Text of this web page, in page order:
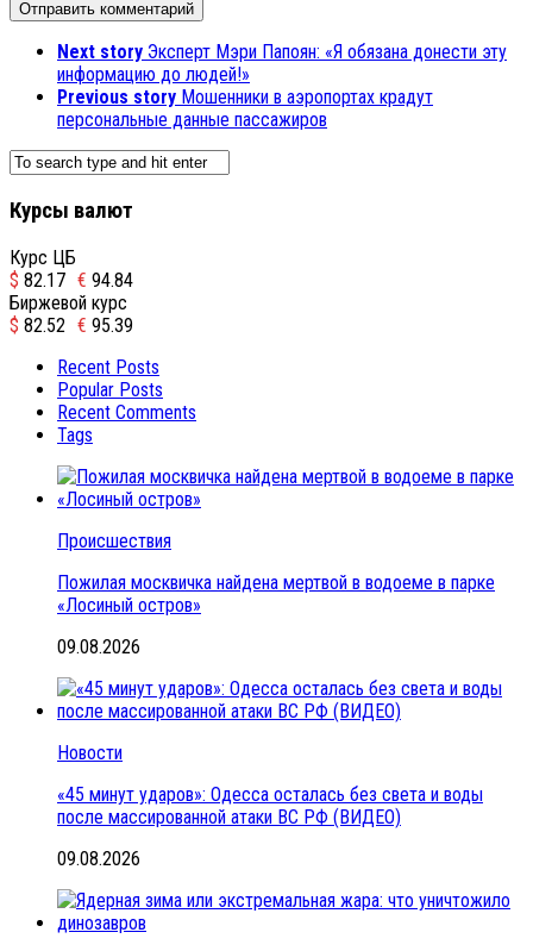
Next story Эксперт Мэри Папоян: «Я обязана донести эту
информацию до людей!»
Previous story Мошенники в аэропортах крадут
персональные данные пассажиров
Курсы валют
Курс ЦБ
$ 82.17 € 94.84
Биржевой курс
$ 82.52 € 95.39
Recent Posts
Popular Posts
Recent Comments
Tags
Происшествия
Пожилая москвичка найдена мертвой в водоеме в парке
«Лосиный остров»
09.08.2026
Новости
«45 минут ударов»: Одесса осталась без света и воды
после массированной атаки ВС РФ (ВИДЕО)
09.08.2026